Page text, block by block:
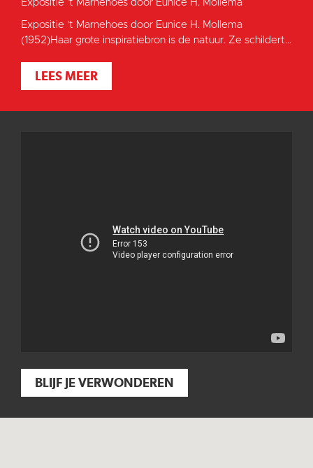
Expositie 't Marnehoes door Eunice H. Mollema
Expositie 't Marnehoes door Eunice H. Mollema
(1952)Haar grote inspiratiebron is de natuur. Ze schildert...
LEES MEER
BLIJF JE VERWONDEREN